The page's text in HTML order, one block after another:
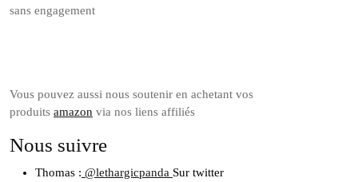
sans engagement
Vous pouvez aussi nous soutenir en achetant vos
produits amazon via nos liens affiliés
Nous suivre
Thomas : @lethargicpanda Sur twitter